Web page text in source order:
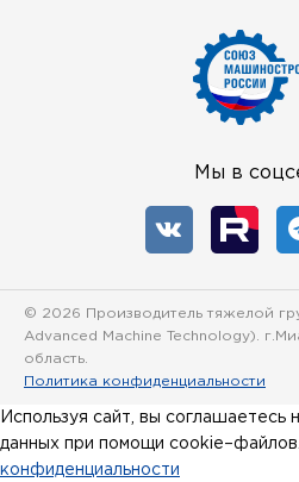
Мы в
© 2026 Производитель тяжелой
Advanced Machine Technology).
область.
Политика конфиденциальности
Используя сайт, вы соглашаетесь
данных при помощи cookie–файлов.
конфиденциальности